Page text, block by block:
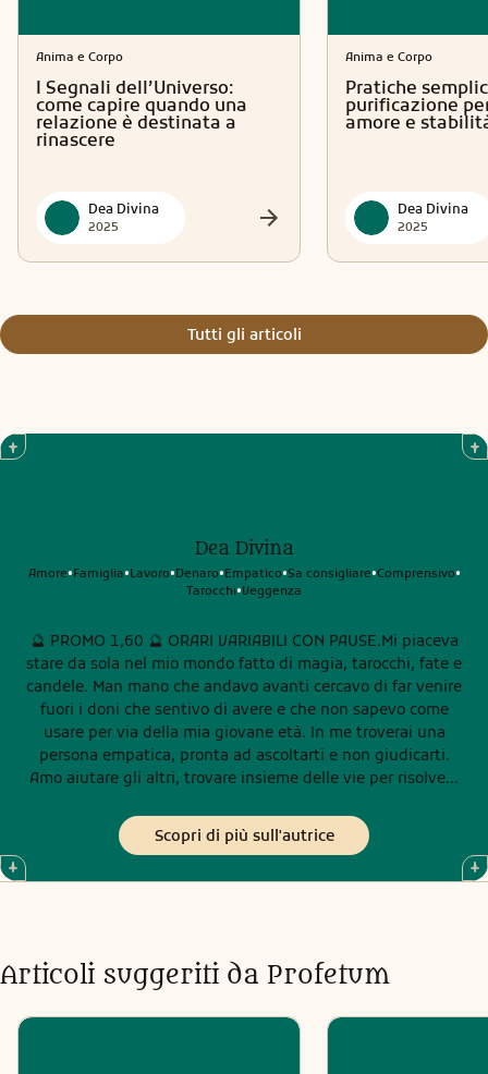
Anima e Corpo
I Segnali dell’Universo:
come capire quando una
relazione è destinata a
rinascere
Dea Divina
2025
Anima e Corpo
Pratiche
purificazione
amore e
Dea Divina
2025
Tutti gli articoli
Dea Divina
Amore•Famiglia•Lavoro•Denaro•Empatico•Sa consigliare•Comprensivo•
Tarocchi•Veggenza
🔮 PROMO 1,60 🔮 ORARI VARIABILI CON PAUSE.Mi piaceva
stare da sola nel mio mondo fatto di magia, tarocchi, fate e
candele. Man mano che andavo avanti cercavo di far venire
fuori i doni che sentivo di avere e che non sapevo come
usare per via della mia giovane età. In me troverai una
persona empatica, pronta ad ascoltarti e non giudicarti.
Amo aiutare gli altri, trovare insieme delle vie per risolvere
sola/o. Chi si affida a me trova prima di tutto un’amica
sincera, diretta che ti dira’ in ogni caso la verità per il tuo
online tutti i giorni con comprensibili pause. I miei orari
possono variare. Contattami con fiducia. Un abbraccio di
Scopri di più sull'autrice
Articoli suggeriti da Profetum